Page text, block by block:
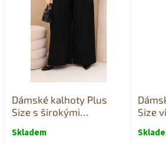
Dámské kalhoty Plus
Size s širokými
květem v pase černé
Skladem
Size